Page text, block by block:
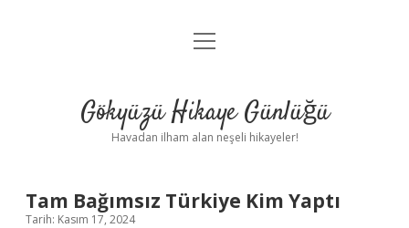
Anasayfa
Yasal Uyarı
menüyü
Gökyüzü Hikaye Günlüğü
Havadan ilham alan neşeli hikayeler!
Tam Bağımsız Türkiye Kim Yaptı
Tarih: Kasım 17, 2024